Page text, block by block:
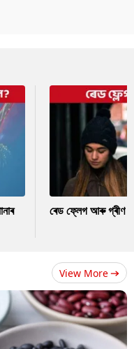
ৰেড ফ্লেগ আৰু গ্ৰীণ
View More